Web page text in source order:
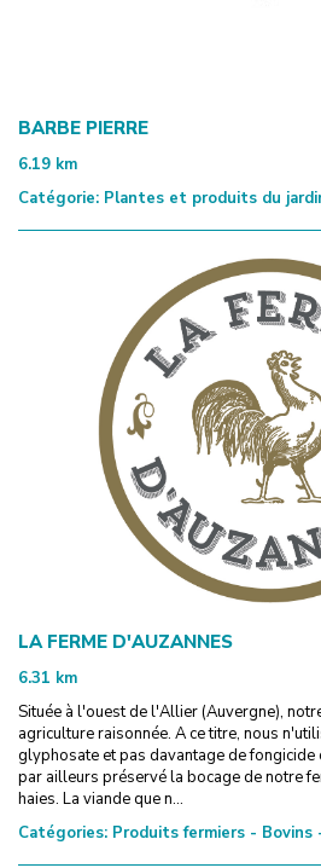
BARBE PIERRE
6.19 km
Catégorie: Plantes et produits du
LA FERME D'AUZANNES
6.31 km
Située à l'ouest de l'Allier (Auvergne),
agriculture raisonnée. A ce titre, nous
glyphosate et pas davantage de fongicide
par ailleurs préservé la bocage de notre
haies. La viande que n...
Catégories: Produits fermiers - Bovins